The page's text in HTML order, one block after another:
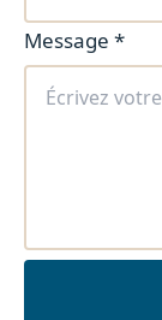
Message *